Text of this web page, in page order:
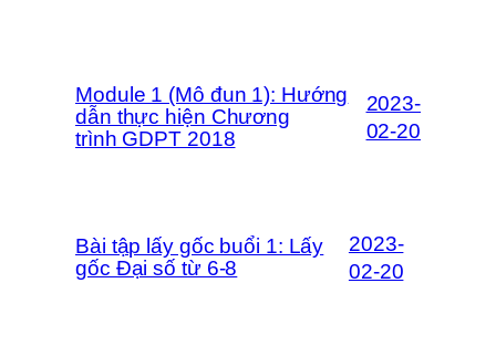
Module 1 (Mô đun 1): Hướng
dẫn thực hiện Chương
trình GDPT 2018
2023-
02-20
Bài tập lấy gốc buổi 1: Lấy
gốc Đại số từ 6-8
2023-
02-20